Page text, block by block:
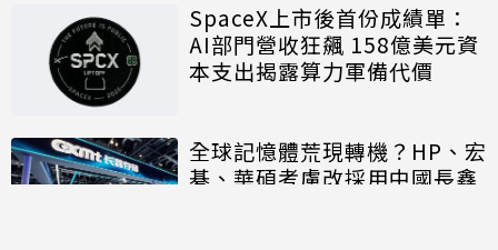
SpaceX上市後首份成績單：
AI部門營收狂飆 158億美元資
本支出揭露算力軍備代價
全球記憶體荒現轉機？HP、宏
碁、華碩考慮改採用中國長鑫